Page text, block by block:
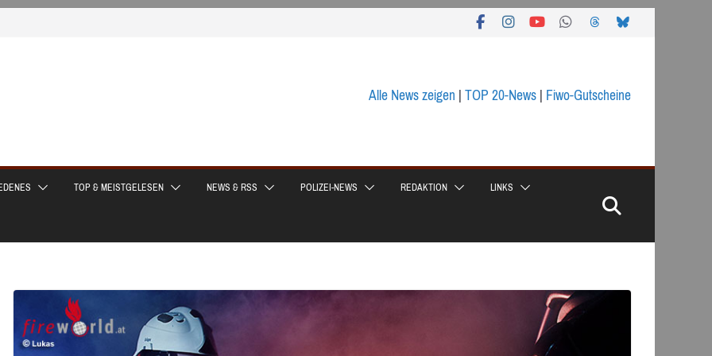
Alle News zeigen|TOP 20-News|Fiwo-Gutscheine
TOP & MEISTGELESEN NEWS & RSS POLIZEI-NEWS REDAKTION LINKS